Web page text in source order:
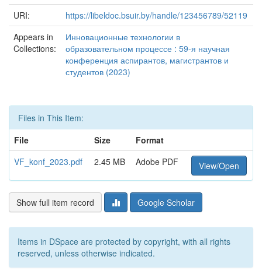
URI:
https://libeldoc.bsuir.by/handle/123456789/52119
Appears in
Collections:
Инновационные технологии в
образовательном процессе : 59-я научная
конференция аспирантов, магистрантов и
студентов (2023)
Files in This Item:
File
Size
Format
VF_konf_2023.pdf
2.45 MB Adobe PDF View/Open
Show full item record Google Scholar
Items in DSpace are protected by copyright, with all rights
reserved, unless otherwise indicated.